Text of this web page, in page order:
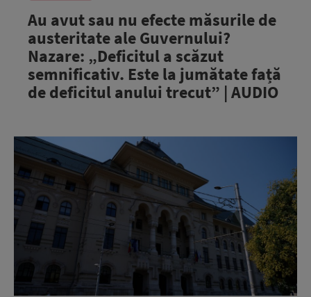
Au avut sau nu efecte măsurile de
austeritate ale Guvernului?
Nazare: „Deficitul a scăzut
semnificativ. Este la jumătate față
de deficitul anului trecut” | AUDIO